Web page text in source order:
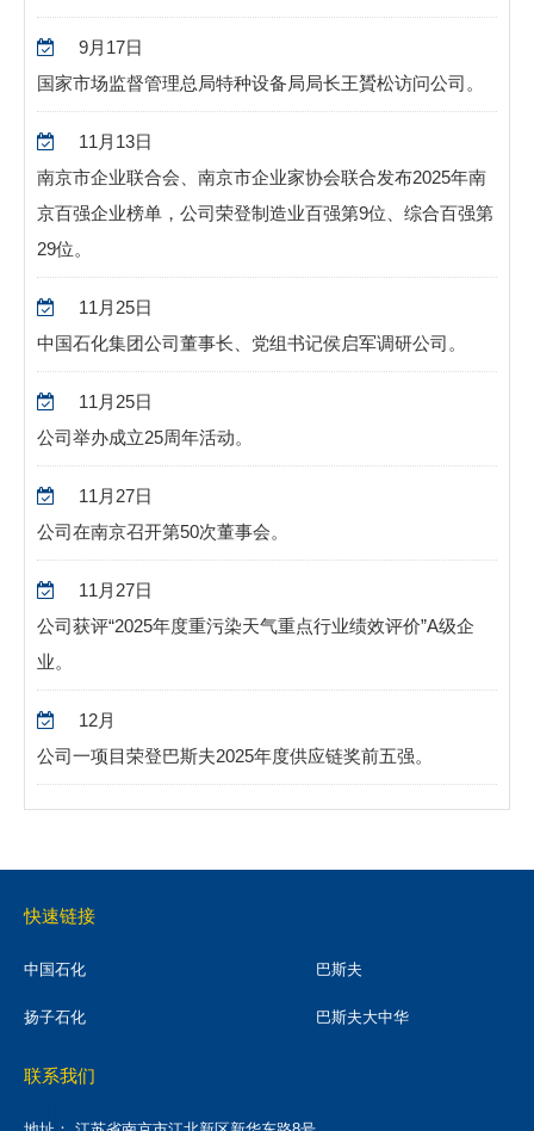
9月 17日
国家市场监督管理总局特种设备局局长王贇松访问公司。
11 月 13日
南京市企业联合会、南京市企业家协会联合发布2025年南
京百强企业榜单，公司荣登制造业百强第9位、综合百强第
29位。
11 月 25日
中国石化集团公司董事长、党组书记侯启军调研公司。
11 月 25日
公司举办成立25周年活动。
11 月 27日
公司在南京召开第50次董事会。
11 月 27日
公司获评“2025年度重污染天气重点行业绩效评价”A级企
业。
12月
公司一项目荣登巴斯夫2025年度供应链奖前五强。
快速链接
中国石化 巴斯夫
扬子石化 巴斯夫大中华
联系我们